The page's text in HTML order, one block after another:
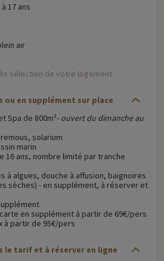
17 ans
air
sélection de votre logement
ou en supplément sur place
Spa de 800m²- ouvert du dimanche au
remous, solarium
marin
16 ans, nombre limité par tranche
à algues, douche à affusion, baignoires
sèches) - en supplément, à réserver et
en supplément à partir de 69€/pers
à partir de 95€/pers
dans le tarif et à réserver en ligne